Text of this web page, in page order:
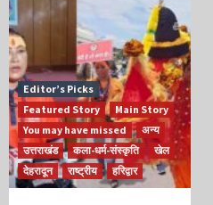
Editor’s Picks
Featured Story
Main Story
You may have missed
अन्य
उत्तराखंड
कला-धर्म-संस्कृति
खेल
देहरादून
राष्ट्रीय हरिद्वार